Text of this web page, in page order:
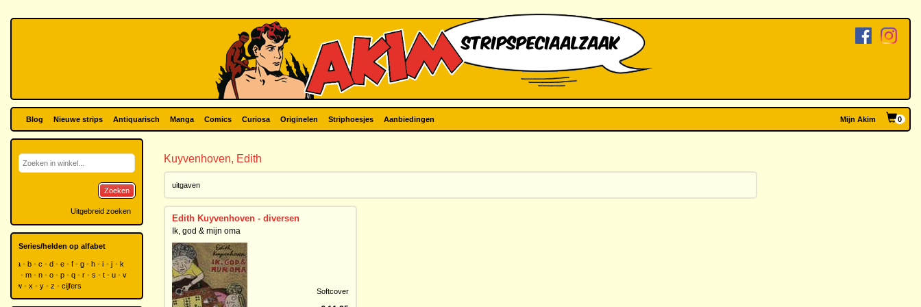
Blog Nieuwe strips Antiquarisch Manga Comics Curiosa Originelen Striphoesjes Aanbiedingen Mijn Akim 0
Kuyvenhoven, Edith
uitgaven
Edith Kuyvenhoven - diversen
Ik, god & mijn oma
Softcover
Zoeken
Uitgebreid zoeken
Series/helden op alfabet
a b c d e f g h i j
k
m n o p q r s t u
v
w
x y z cijfers